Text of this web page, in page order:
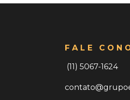
FALE
(11) 5067-1624